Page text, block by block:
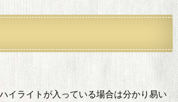
イライトが入っている場合は分かり易い